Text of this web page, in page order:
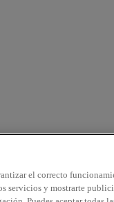
el correcto
servicios y mostrarte